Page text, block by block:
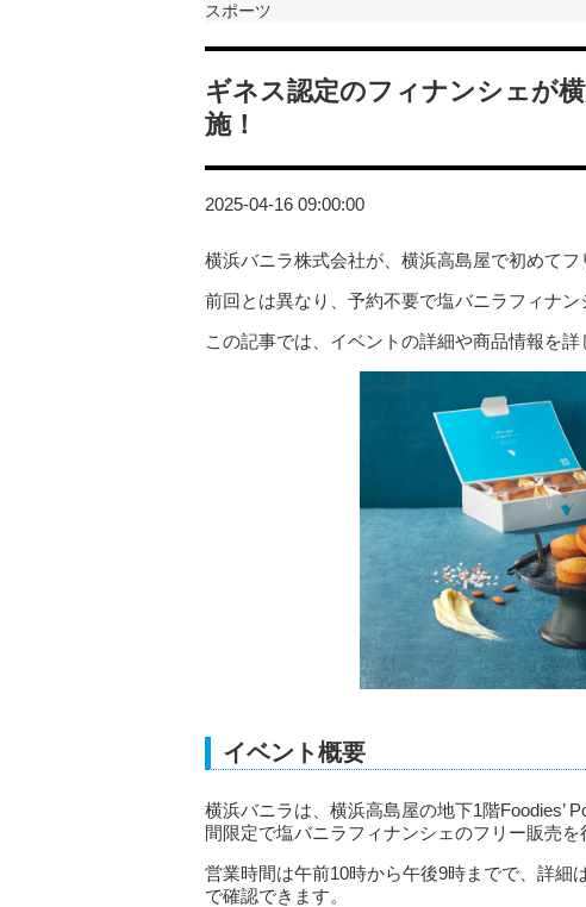
スポーツ
ギネス認定のフィナンシェが
施！
2025-04-16 09:00:00
横浜バニラ株式会社が、横浜高島屋で初めてフ
前回とは異なり、予約不要で塩バニラフィナン
この記事では、イベントの詳細や商品情報を詳
イベント概要
横浜バニラは、横浜高島屋の地下1階Foodies’
間限定で塩バニラフィナンシェのフリー販売を
営業時間は午前10時から午後9時までで、詳細
で確認できます。